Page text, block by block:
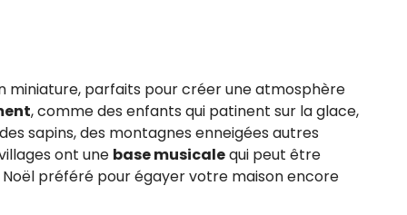
miniature, parfaits pour créer une atmosphère
, comme des enfants qui patinent sur la glace,
sapins, des montagnes enneigées autres
ont une base musicalequi peut être
préféré pour égayer votre maison encore